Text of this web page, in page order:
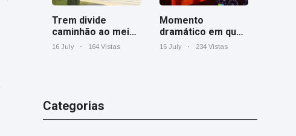
Trem divide
caminhão ao meio
em cruzamento
16 July 164 Vistas
Momento
dramático em que
um trem de carga
16 July 234 Vistas
Categorias